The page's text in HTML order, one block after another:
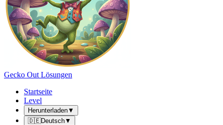
Gecko Out Lösungen
Startseite
Level
Herunterladen▼
🇩🇪Deutsch▼